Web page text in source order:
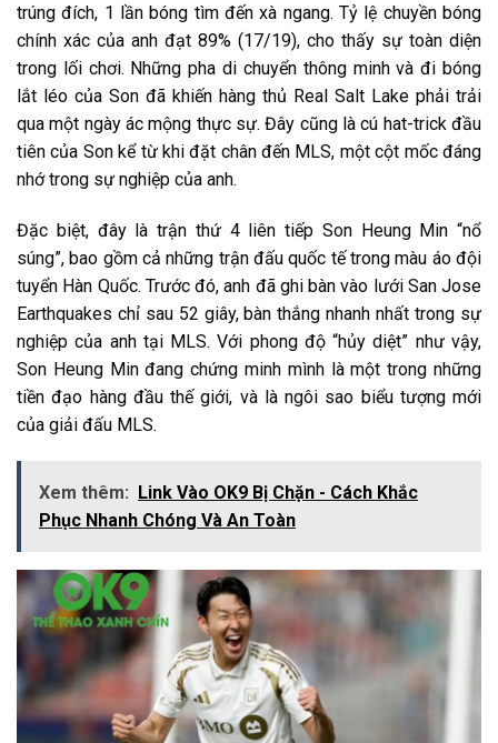
trúng đích, 1 lần bóng tìm đến xà ngang. Tỷ lệ chuyền bóng
chính xác của anh đạt 89% (17/19), cho thấy sự toàn diện
trong lối chơi. Những pha di chuyển thông minh và đi bóng
lắt léo của Son đã khiến hàng thủ Real Salt Lake phải trải
qua một ngày ác mộng thực sự. Đây cũng là cú hat-trick đầu
tiên của Son kể từ khi đặt chân đến MLS, một cột mốc đáng
nhớ trong sự nghiệp của anh.
Đặc biệt, đây là trận thứ 4 liên tiếp Son Heung Min “nổ
súng”, bao gồm cả những trận đấu quốc tế trong màu áo đội
tuyển Hàn Quốc. Trước đó, anh đã ghi bàn vào lưới San Jose
Earthquakes chỉ sau 52 giây, bàn thắng nhanh nhất trong sự
nghiệp của anh tại MLS. Với phong độ “hủy diệt” như vậy,
Son Heung Min đang chứng minh mình là một trong những
tiền đạo hàng đầu thế giới, và là ngôi sao biểu tượng mới
của giải đấu MLS.
Xem thêm:
Link Vào OK9 Bị Chặn - Cách Khắc
Phục Nhanh Chóng Và An Toàn